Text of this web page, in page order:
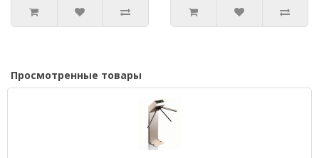
Просмотренные товары